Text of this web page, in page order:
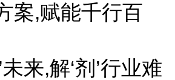
案,赋能千行百
来,解‘剂’行业难